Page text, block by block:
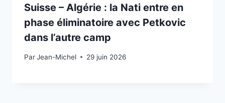
Suisse – Algérie : la Nati entre en
phase éliminatoire avec Petkovic
dans l’autre camp
ParJean-Michel
29 juin 2026 29 juin 2026